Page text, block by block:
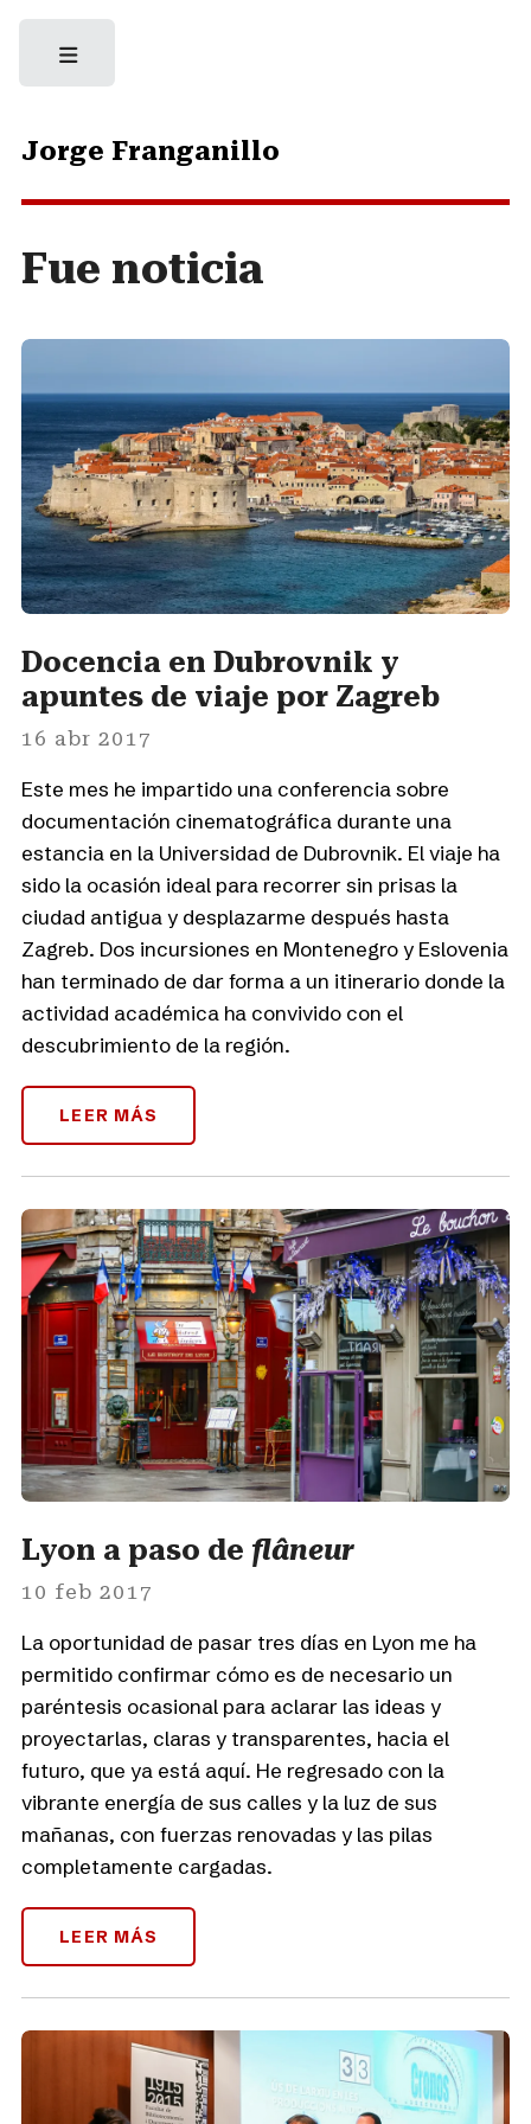
Jorge Franganillo
Fue noticia
Docencia en Dubrovnik y
apuntes de viaje por Zagreb
16 abr 2017
Este mes he impartido una conferencia sobre
documentación cinematográfica durante una
estancia en la Universidad de Dubrovnik. El viaje ha
sido la ocasión ideal para recorrer sin prisas la
ciudad antigua y desplazarme después hasta
Zagreb. Dos incursiones en Montenegro y Eslovenia
han terminado de dar forma a un itinerario donde la
actividad académica ha convivido con el
descubrimiento de la región.
LEER MÁS
Lyon a paso de flâneur
10 feb 2017
La oportunidad de pasar tres días en Lyon me ha
permitido confirmar cómo es de necesario un
paréntesis ocasional para aclarar las ideas y
proyectarlas, claras y transparentes, hacia el
futuro, que ya está aquí. He regresado con la
vibrante energía de sus calles y la luz de sus
mañanas, con fuerzas renovadas y las pilas
completamente cargadas.
LEER MÁS